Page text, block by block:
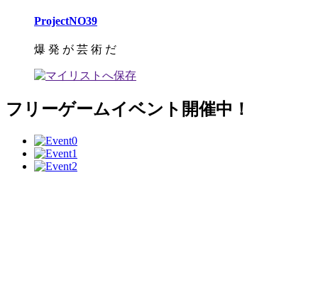
ProjectNO39
爆 発 が 芸 術 だ
フリーゲームイベント開催中！